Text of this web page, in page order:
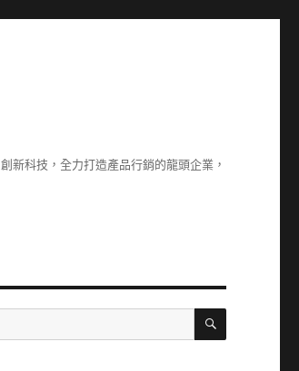
新科技，全力打造產品行銷的龍頭企業，
搜